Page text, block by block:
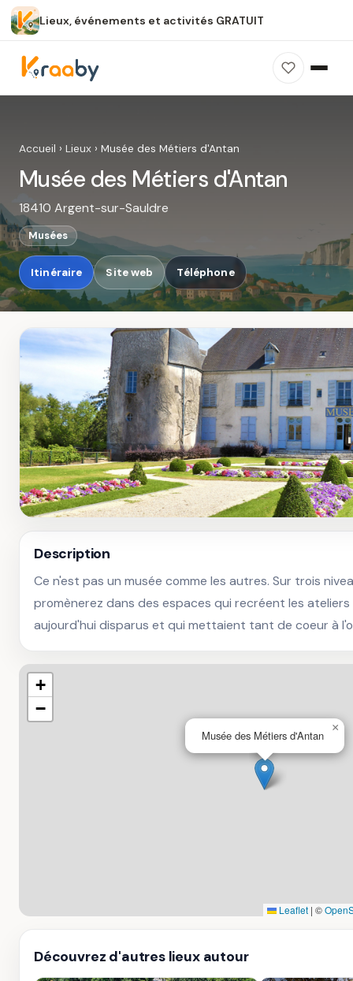
Lieux, événements et activités GRATUIT
spot dans Kraaby.
Accueil › Lieux › Musée des Métiers d'Antan
Musée des Métiers d'Antan
18410 Argent-sur-Sauldre
Musées
Itinéraire Site web Téléphone
Description
Ce n'est pas un musée comme les autres. Sur trois
promènerez dans des espaces qui recréent les
aujourd'hui disparus et qui mettaient tant de coeur à
Musée des Métiers d'Antan
×
+
−
Leaflet | ©
Découvrez d'autres lieux autour